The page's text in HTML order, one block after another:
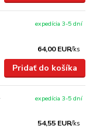
64,00 EUR/ks
expedícia 3-5 dní
Pridať do košíka
54,55 EUR/ks
expedícia 3-5 dní